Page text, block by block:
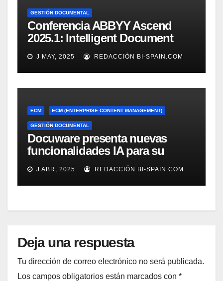
GESTIÓN DOCUMENTAL
Conferencia ABBYY Ascend
2025.1: Intelligent Document
Processing a tope
J MAY, 2025 REDACCIÓN BI-SPAIN.COM
ECM ECM (ENTERPRISE CONTENT MANAGEMENT)
GESTIÓN DOCUMENTAL
Docuware presenta nuevas
funcionalidades IA para su
gestión documental
J ABR, 2025 REDACCIÓN BI-SPAIN.COM
Deja una respuesta
Tu dirección de correo electrónico no será publicada.
Los campos obligatorios están marcados con *